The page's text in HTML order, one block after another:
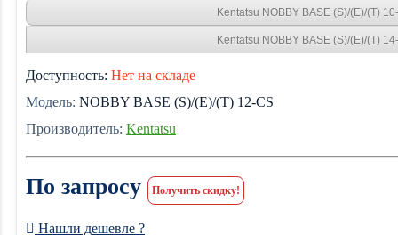
Kentatsu NOBBY BASE (S)/(E)/(T)
Kentatsu NOBBY BASE (S)/(E)/(T)
Доступность: Нет на складе
Модель: NOBBY BASE (S)/(E)/(T) 12-CS
Производитель: Kentatsu
По запросу Получить скидку!
Нашли дешевле ?